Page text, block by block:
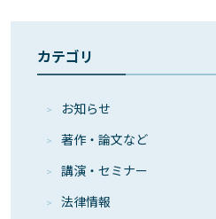
カテゴリ
お知らせ
著作・論⽂など
講演・セミナー
法律情報